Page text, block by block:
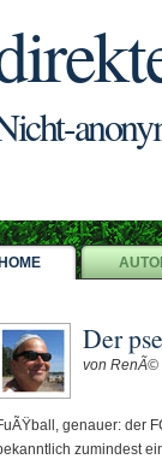
HOME
Der
von RenÃ©
genauer: der
zumindest